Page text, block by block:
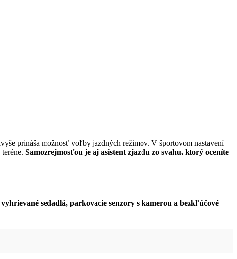
prináša možnosť voľby jazdných režimov. V športovom nastavení
Samozrejmosťou je aj asistent zjazdu zo svahu, ktorý oceníte
sedadlá, parkovacie senzory s kamerou a bezkľúčové